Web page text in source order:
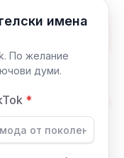
имена
По желание
думи.
*